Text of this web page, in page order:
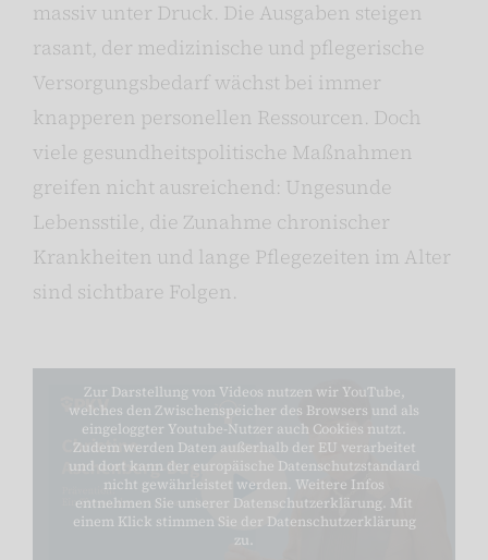
massiv unter Druck. Die Ausgaben steigen
rasant, der medizinische und pflegerische
Versorgungsbedarf wächst bei immer
knapperen personellen Ressourcen. Doch
viele gesundheitspolitische Maßnahmen
greifen nicht ausreichend: Ungesunde
Lebensstile, die Zunahme chronischer
Krankheiten und lange Pflegezeiten im Alter
sind sichtbare Folgen.
Zur Darstellung von Videos nutzen wir YouTube,
welches den Zwischenspeicher des Browsers und als
eingeloggter Youtube-Nutzer auch Cookies nutzt.
Zudem werden Daten außerhalb der EU verarbeitet
und dort kann der europäische Datenschutzstandard
nicht gewährleistet werden. Weitere Infos
entnehmen Sie unserer Datenschutzerklärung. Mit
einem Klick stimmen Sie der Datenschutzerklärung
zu.